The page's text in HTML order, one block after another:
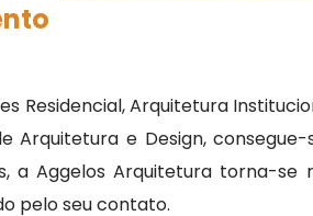
Residencial, Arquitetura
Arquitetura e Design,
a Aggelos Arquitetura torna-se
pelo seu contato.